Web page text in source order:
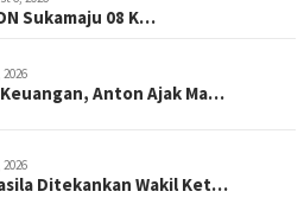
Sukamaju 08 K…
Anton Ajak Ma…
Ditekankan Wakil Ket…